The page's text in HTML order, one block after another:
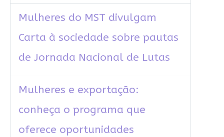
Mulheres do MST divulgam
Carta à sociedade sobre pautas
de Jornada Nacional de Lutas
Mulheres e exportação:
conheça o programa que
oferece oportunidades